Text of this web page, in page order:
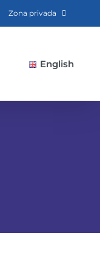
Zona privada
English